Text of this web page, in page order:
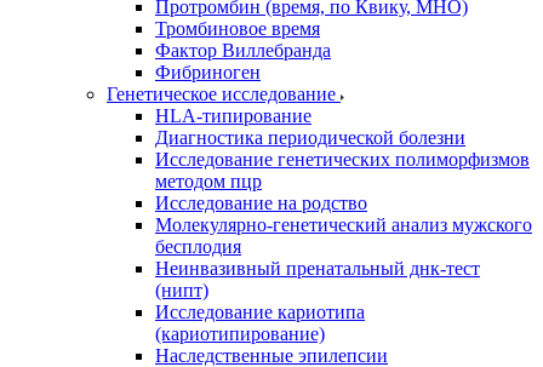
Протромбин (время, по Квику, МНО)
Тромбиновое время
Фактор Виллебранда
Фибриноген
Генетическое исследование
HLA-типирование
Диагностика периодической болезни
Исследование генетических полиморфизмов
методом пцр
Исследование на родство
Молекулярно-генетический анализ мужского
бесплодия
Неинвазивный пренатальный днк-тест
(нипт)
Исследование кариотипа
(кариотипирование)
Наследственные эпилепсии